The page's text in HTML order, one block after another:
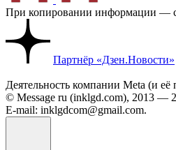
При копировании информации —
Партнёр «Дзен.Новости»
Деятельность компании Meta (и
© Message ru (inklgd.com), 2013 —
E-mail: inklgdcom@gmail.com.